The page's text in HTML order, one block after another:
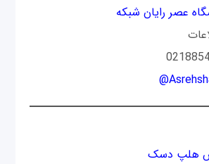
عصر رایان شبکه
هلپ دسک